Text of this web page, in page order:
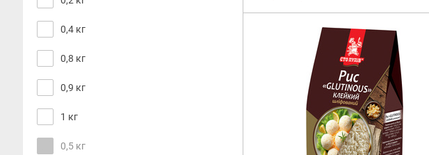
0,4 кг
0,8 кг
0,9 кг
1 кг
0,5 кг